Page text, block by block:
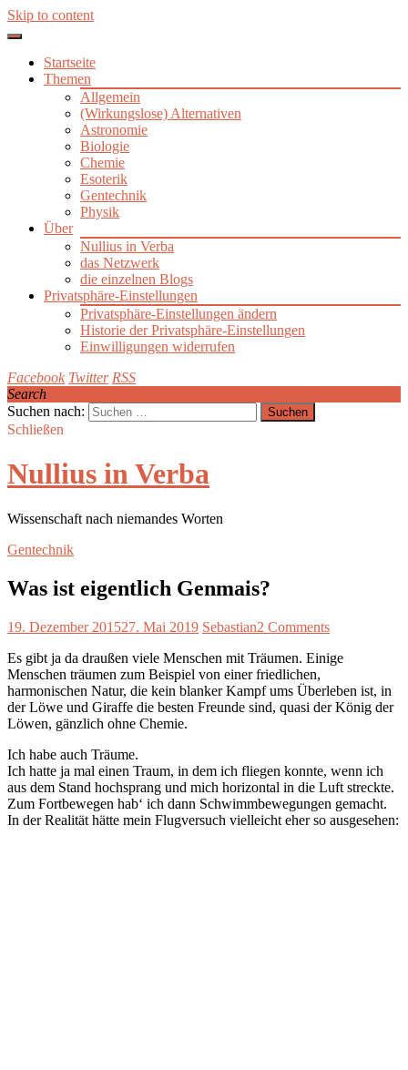
Skip to content
Startseite
Themen
Allgemein
(Wirkungslose) Alternativen
Astronomie
Biologie
Chemie
Esoterik
Gentechnik
Physik
Über
Nullius in Verba
das Netzwerk
die einzelnen Blogs
Privatsphäre-Einstellungen
Privatsphäre-Einstellungen ändern
Historie der Privatsphäre-Einstellungen
Einwilligungen widerrufen
Facebook Twitter RSS
Search
Suchen nach:
Schließen
Nullius in Verba
Wissenschaft nach niemandes Worten
Gentechnik
Was ist eigentlich Genmais?
19. Dezember 201527. Mai 2019 Sebastian2 Comments
Es gibt ja da draußen viele Menschen mit Träumen. Einige
Menschen träumen zum Beispiel von einer friedlichen,
harmonischen Natur, die kein blanker Kampf ums Überleben ist, in
der Löwe und Giraffe die besten Freunde sind, quasi der König der
Löwen, gänzlich ohne Chemie.
Ich habe auch Träume.
Ich hatte ja mal einen Traum, in dem ich fliegen konnte, wenn ich
aus dem Stand hochsprang und mich horizontal in die Luft streckte.
Zum Fortbewegen hab‘ ich dann Schwimmbewegungen gemacht.
In der Realität hätte mein Flugversuch vielleicht eher so ausgesehen: